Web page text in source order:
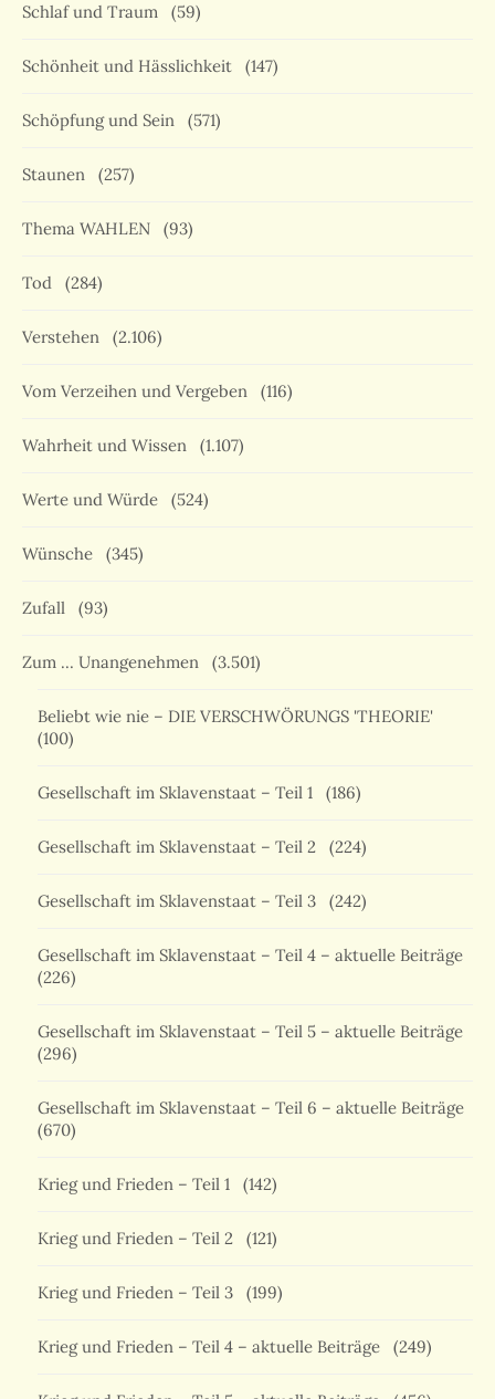
Schlaf und Traum (59)
Schönheit und Hässlichkeit (147)
Schöpfung und Sein (571)
Staunen (257)
Thema WAHLEN (93)
Tod (284)
Verstehen (2.106)
Vom Verzeihen und Vergeben (116)
Wahrheit und Wissen (1.107)
Werte und Würde (524)
Wünsche (345)
Zufall (93)
Zum … Unangenehmen (3.501)
Beliebt wie nie – DIE VERSCHWÖRUNGS 'THEORIE'
(100)
Gesellschaft im Sklavenstaat – Teil 1 (186)
Gesellschaft im Sklavenstaat – Teil 2 (224)
Gesellschaft im Sklavenstaat – Teil 3 (242)
Gesellschaft im Sklavenstaat – Teil 4 – aktuelle Beiträge
(226)
Gesellschaft im Sklavenstaat – Teil 5 – aktuelle Beiträge
(296)
Gesellschaft im Sklavenstaat – Teil 6 – aktuelle Beiträge
(670)
Krieg und Frieden – Teil 1 (142)
Krieg und Frieden – Teil 2 (121)
Krieg und Frieden – Teil 3 (199)
Krieg und Frieden – Teil 4 – aktuelle Beiträge (249)